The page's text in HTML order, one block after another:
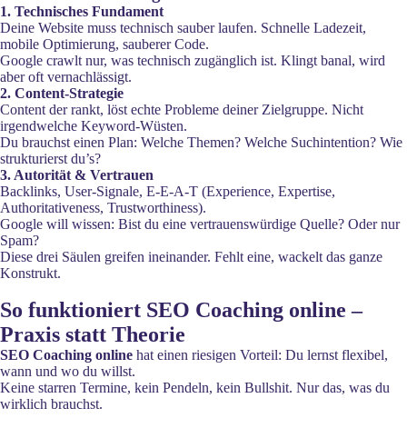
1. Technisches Fundament
Deine Website muss technisch sauber laufen. Schnelle Ladezeit,
mobile Optimierung, sauberer Code.
Google crawlt nur, was technisch zugänglich ist. Klingt banal, wird
aber oft vernachlässigt.
2. Content-Strategie
Content der rankt, löst echte Probleme deiner Zielgruppe. Nicht
irgendwelche Keyword-Wüsten.
Du brauchst einen Plan: Welche Themen? Welche Suchintention? Wie
strukturierst du’s?
3. Autorität & Vertrauen
Backlinks, User-Signale, E-E-A-T (Experience, Expertise,
Authoritativeness, Trustworthiness).
Google will wissen: Bist du eine vertrauenswürdige Quelle? Oder nur
Spam?
Diese drei Säulen greifen ineinander. Fehlt eine, wackelt das ganze
Konstrukt.
So funktioniert SEO Coaching online –
Praxis statt Theorie
SEO Coaching online hat einen riesigen Vorteil: Du lernst flexibel,
wann und wo du willst.
Keine starren Termine, kein Pendeln, kein Bullshit. Nur das, was du
wirklich brauchst.